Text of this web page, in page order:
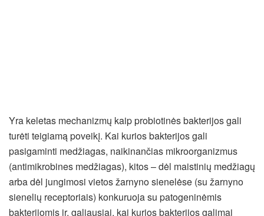
Yra keletas mechanizmų kaip probiotinės bakterijos gali
turėti teigiamą poveikį. Kai kurios bakterijos gali
pasigaminti medžiagas, naikinančias mikroorganizmus
(antimikrobines medžiagas), kitos – dėl maistinių medžiagų
arba dėl jungimosi vietos žarnyno sienelėse (su žarnyno
sienelių receptoriais) konkuruoja su patogeninėmis
bakterijomis ir, galiausiai, kai kurios bakterijos galimai